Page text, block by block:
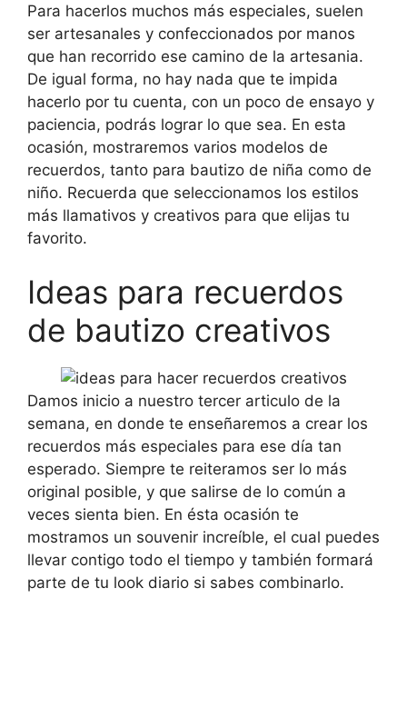
Para hacerlos muchos más especiales, suelen
ser artesanales y confeccionados por manos
que han recorrido ese camino de la artesania.
De igual forma, no hay nada que te impida
hacerlo por tu cuenta, con un poco de ensayo y
paciencia, podrás lograr lo que sea. En esta
ocasión, mostraremos varios modelos de
recuerdos, tanto para bautizo de niña como de
niño. Recuerda que seleccionamos los estilos
más llamativos y creativos para que elijas tu
favorito.
Ideas para recuerdos
de bautizo creativos
Damos inicio a nuestro tercer articulo de la
semana, en donde te enseñaremos a crear los
recuerdos más especiales para ese día tan
esperado. Siempre te reiteramos ser lo más
original posible, y que salirse de lo común a
veces sienta bien. En ésta ocasión te
mostramos un souvenir increíble, el cual puedes
llevar contigo todo el tiempo y también formará
parte de tu look diario si sabes combinarlo.